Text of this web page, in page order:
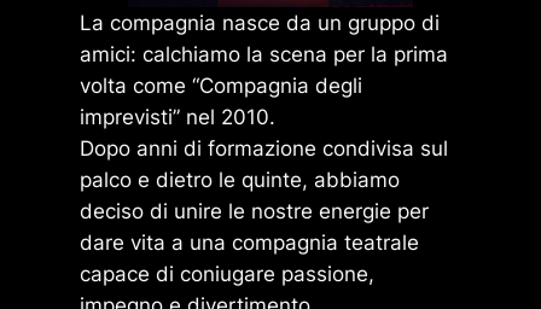
La compagnia nasce da un gruppo di
amici: calchiamo la scena per la prima
volta come “Compagnia degli
imprevisti” nel 2010.
Dopo anni di formazione condivisa sul
palco e dietro le quinte, abbiamo
deciso di unire le nostre energie per
dare vita a una compagnia teatrale
capace di coniugare passione,